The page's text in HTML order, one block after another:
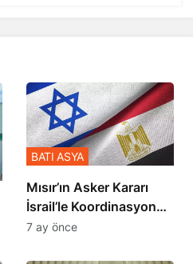
Mısır’ın Asker Kararı
İsrail’le Koordinasyon
İçinde Gerçekleşmiş
BATI ASYA
7 ay önce